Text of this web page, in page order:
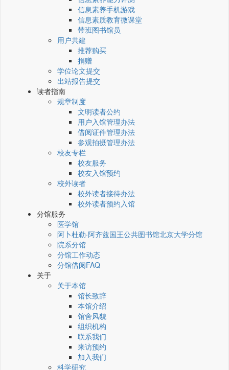
信息素养手机游戏
信息素质教育微课堂
带班图书馆员
用户共建
推荐购买
捐赠
学位论文提交
出站报告提交
读者指南
规章制度
文明读者公约
用户入馆管理办法
借阅证件管理办法
参观拍摄管理办法
校友专栏
校友服务
校友入馆预约
校外读者
校外读者接待办法
校外读者预约入馆
分馆服务
医学馆
阿卜杜勒·阿齐兹国王公共图书馆北京大学分馆
院系分馆
分馆工作动态
分馆借阅FAQ
关于
关于本馆
馆长致辞
本馆介绍
馆舍风貌
组织机构
联系我们
来访预约
加入我们
科学研究